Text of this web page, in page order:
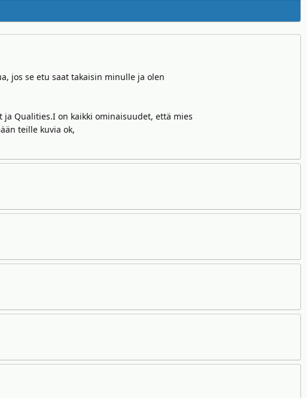
jos se etu saat takaisin minulle ja olen
ja Qualities.I on kaikki ominaisuudet, että mies
teille kuvia ok,